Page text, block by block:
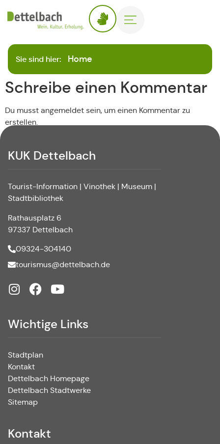
Sie sind hier: Home
Schreibe einen Kommentar
Du musst angemeldet sein, um einen Kommentar zu
erstellen.
KUK Dettelbach
Tourist-Information | Vinothek | Museum |
Stadtbibliothek
Rathausplatz 6
97337 Dettelbach
09324-304140
tourismus@dettelbach.de
Wichtige Links
Stadtplan
Kontakt
Dettelbach Homepage
Dettelbach Stadtwerke
Sitemap
Kontakt